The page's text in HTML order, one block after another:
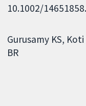
10.1002/
Gurusamy KS Koti
BR